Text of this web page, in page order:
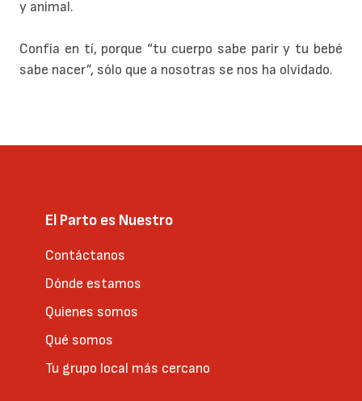
y animal.
Confía en tí, porque “tu cuerpo sabe parir y tu bebé
sabe nacer”, sólo que a nosotras se nos ha olvidado.
El Parto es Nuestro
Contáctanos
Dónde estamos
Quienes somos
Qué somos
Tu grupo local más cercano